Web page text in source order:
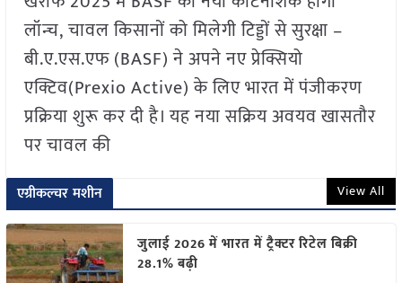
लॉन्च, चावल किसानों को मिलेगी टिड्डों से सुरक्षा –
बी.ए.एस.एफ (BASF) ने अपने नए प्रेक्सियो
एक्टिव(Prexio Active) के लिए भारत में पंजीकरण
प्रक्रिया शुरू कर दी है। यह नया सक्रिय अवयव खासतौर
पर चावल की
एग्रीकल्चर मशीन View All
जुलाई 2026 में भारत में ट्रैक्टर रिटेल बिक्री
28.1% बढ़ी